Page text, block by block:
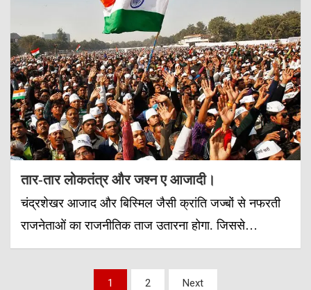
तार-तार लोकतंत्र और जश्न ए आजादी।
चंद्रशेखर आजाद और बिस्मिल जैसी क्रांति जज्बों से नफरती
राजनेताओं का राजनीतिक ताज उतारना होगा. जिससे…
1 2 Next